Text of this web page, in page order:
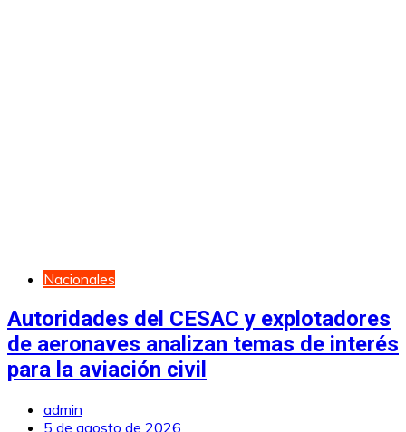
Nacionales
Autoridades del CESAC y explotadores
de aeronaves analizan temas de interés
para la aviación civil
admin
5 de agosto de 2026